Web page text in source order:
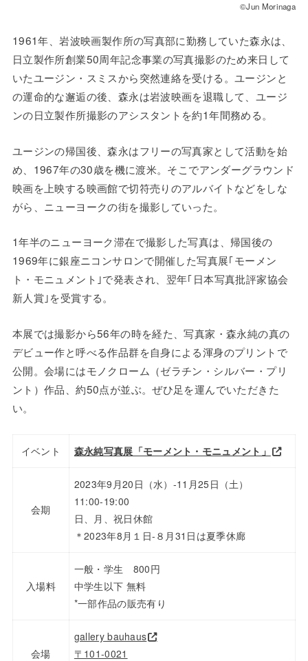
©Jun Morinaga
1961年、岩波映画製作所の写真部に勤務していた森永は、
日立製作所創業50周年記念事業の写真撮影のため来日して
いたユージン・スミスから突然連絡を受ける。ユージンと
の運命的な邂逅の後、森永は岩波映画を退職して、ユージ
ンの日立製作所撮影のアシスタントを約1年間務める。
ユージンの帰国後、森永はフリーの写真家として活動を始
め、1967年の30歳を機に渡米。そこでアンダーグラウンド
映画を上映する映画館で切符売りのアルバイトなどをしな
がら、ニューヨークの街を撮影していった。
1年半のニューヨーク滞在で撮影した写真は、帰国後の
1969年に銀座ニコンサロンで開催した写真展｢モーメン
ト・モニュメント｣で発表され、翌年｢日本写真批評家協会
新人賞｣を受賞する。
本展では撮影から56年の時を経た、写真家・森永純の真の
デビュー作と呼べる作品群を自身による渾身のプリントで
公開。会場にはモノクローム（ゼラチン・シルバー・プリ
ント）作品、約50点が並ぶ。ぜひ足を運んでいただきた
い。
イベント 森永純写真展「モーメント・モニュメント」
会期
2023年9月20日（水）-11月25日（土）
11:00-19:00
日、月、祝日休館
＊2023年8月１日-８月31日は夏季休廊
入場料
一般・学生 800円
中学生以下 無料
*一部作品の販売有り
会場
gallery bauhaus
〒101-0021